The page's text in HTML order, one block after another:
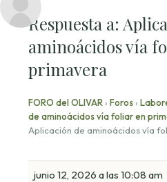
Respuesta a:
aminoácidos vía
primavera
FORO del OLIVAR › Foros ›
de aminoácidos vía foliar en
Aplicación de aminoácidos vía
junio 12, 2026 a las 10:08 am